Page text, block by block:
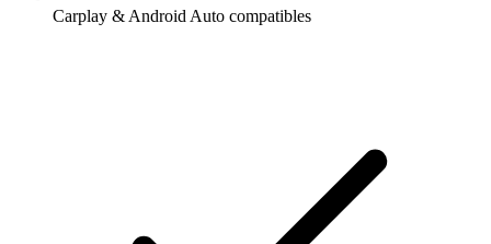
Carplay & Android Auto compatibles